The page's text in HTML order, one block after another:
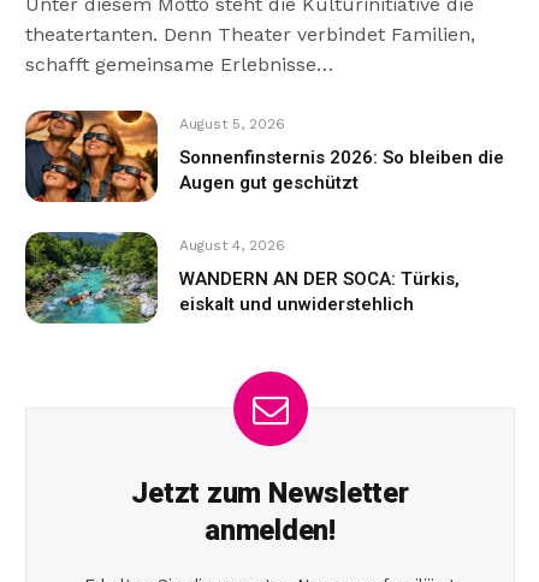
theatertanten. Denn Theater verbindet Familien,
schafft gemeinsame Erlebnisse…
August 5, 2026
Sonnenfinsternis 2026: So bleiben die
Augen gut geschützt
August 4, 2026
WANDERN AN DER SOCA: Türkis,
eiskalt und unwiderstehlich
Jetzt zum Newsletter
anmelden!